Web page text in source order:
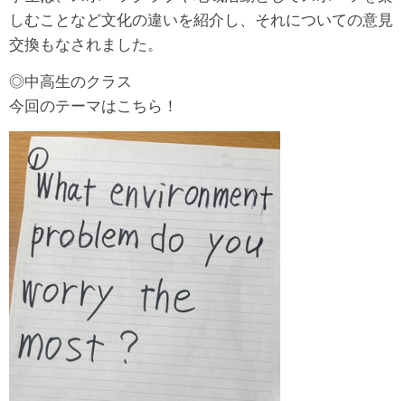
しむことなど文化の違いを紹介し、それについての意見
交換もなされました。
◎中高生のクラス
今回のテーマはこちら！